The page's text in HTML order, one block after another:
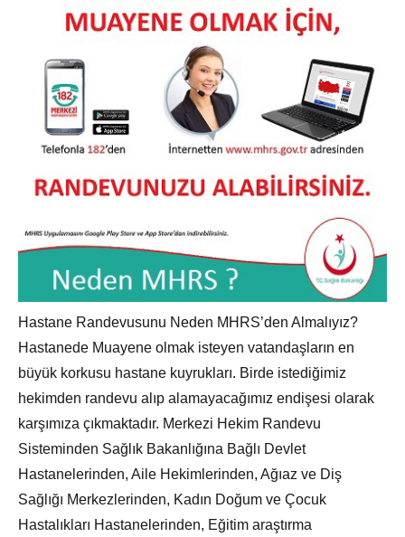
Hastane Randevusunu Neden MHRS’den Almalıyız?
Hastanede Muayene olmak isteyen vatandaşların en
büyük korkusu hastane kuyrukları. Birde istediğimiz
hekimden randevu alıp alamayacağımız endişesi olarak
karşımıza çıkmaktadır. Merkezi Hekim Randevu
Sisteminden Sağlık Bakanlığına Bağlı Devlet
Hastanelerinden, Aile Hekimlerinden, Ağıaz ve Diş
Sağlığı Merkezlerinden, Kadın Doğum ve Çocuk
Hastalıkları Hastanelerinden, Eğitim araştırma